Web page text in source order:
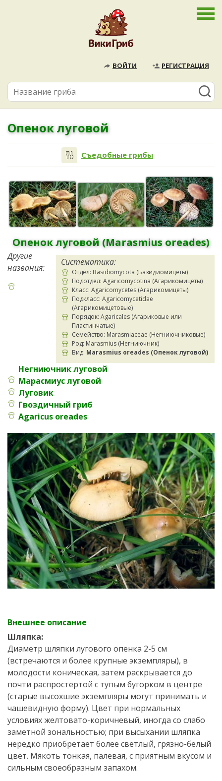
ВОЙТИ РЕГИСТРАЦИЯ
Опенок луговой
Съедобные грибы
Опенок луговой (Marasmius oreades)
Систематика:
Отдел: Basidiomycota (Базидиомицеты)
Подотдел: Agaricomycotina (Агарикомицеты)
Класс: Agaricomycetes (Агарикомицеты)
Подкласс: Agaricomycetidae
(Агарикомицетовые)
Порядок: Agaricales (Агариковые или
Пластинчатые)
Семейство: Marasmiaceae (Негниючниковые)
Род: Marasmius (Негниючник)
Вид: Marasmius oreades (Опенок луговой)
Другие
названия:
Негниючник луговой
Марасмиус луговой
Луговик
Гвоздичный гриб
Agaricus oreades
Внешнее описание
Шляпка:
Диаметр шляпки лугового опенка 2-5 см
(встречаются и более крупные экземпляры), в
молодости коническая, затем раскрывается до
почти распростертой с тупым бугорком в центре
(старые высохшие экземпляры могут принимать и
чашевидную форму). Цвет при нормальных
условиях желтовато-коричневый, иногда со слабо
заметной зональностью; при высыхании шляпка
нередко приобретает более светлый, грязно-белый
цвет. Мякоть тонкая, палевая, с приятным вкусом и
сильным своеобразным запахом.